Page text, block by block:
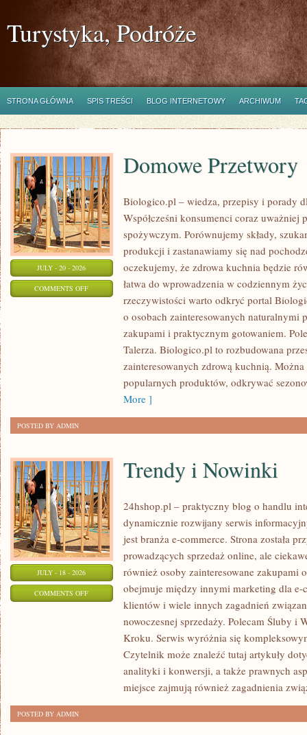
Turystyka, Podróże
STRONA GŁÓWNA SPIS TREŚCI BLOG INTERNETOWY ARCHIWUM
JULY - 20 - 2026
COMMENTS OFFON
PRZETWORY
Domowe Przetwory
Biologico.pl – wiedza, przepisy i porady
Współcześni konsumenci coraz uważniej
spożywczym. Porównujemy składy,
produkcji i zastanawiamy się nad
oczekujemy, że zdrowa kuchnia będzie
łatwa do wprowadzenia w codziennym
rzeczywistości warto odkryć portal
o osobach zainteresowanych naturalnymi
zakupami i praktycznym gotowaniem.
Talerza. Biologico.pl to rozbudowana
zainteresowanych zdrową kuchnią.
popularnych produktów, odkrywać
More ]
POSTED BY ADMIN
JULY - 18 - 2026
COMMENTS OFFON
Trendy i Nowinki
24hshop.pl – praktyczny blog o handlu
dynamicznie rozwijany serwis
jest branża e-commerce. Strona została
prowadzących sprzedaż online, ale
również osoby zainteresowane zakupami
obejmuje między innymi marketing dla e-
klientów i wiele innych zagadnień
nowoczesnej sprzedaży. Polecam Śluby i
Kroku. Serwis wyróżnia się
Czytelnik może znaleźć tutaj artykuły
analityki i konwersji, a także prawnych
miejsce zajmują również zagadnienia
POSTED BY ADMIN